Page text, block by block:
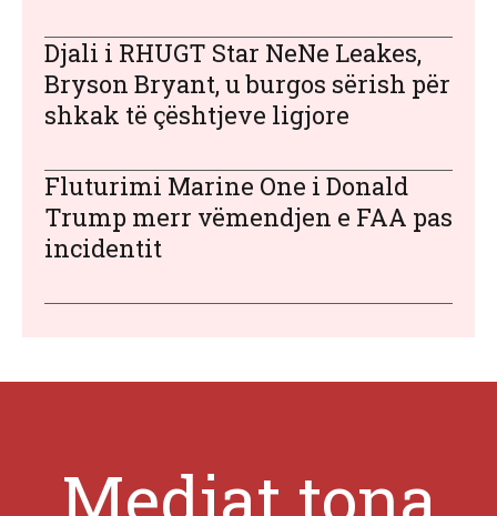
Djali i RHUGT Star NeNe Leakes,
Bryson Bryant, u burgos sërish për
shkak të çështjeve ligjore
Fluturimi Marine One i Donald
Trump merr vëmendjen e FAA pas
incidentit
Mediat tona